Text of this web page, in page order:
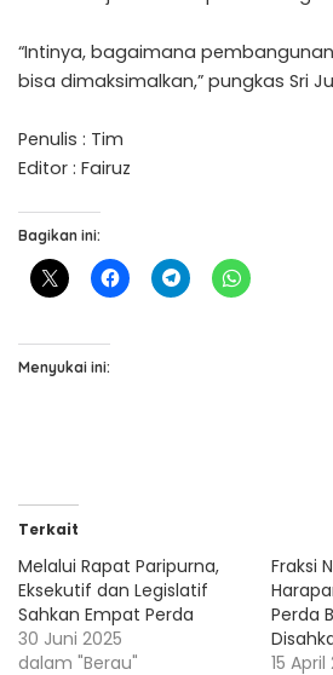
“Intinya, bagaimana
bisa dimaksimalkan,” pungkas Sri
Penulis : Tim
Editor : Fairuz
Bagikan ini:
Menyukai ini:
Terkait
Melalui Rapat Paripurna,
Eksekutif dan Legislatif
Sahkan Empat Perda
30 Juni 2025
dalam "Berau"
Fraksi
Perda
15